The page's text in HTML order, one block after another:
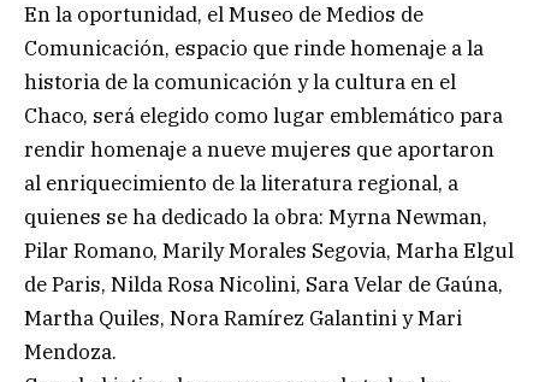
En la oportunidad, el Museo de Medios de
Comunicación, espacio que rinde homenaje a la
historia de la comunicación y la cultura en el
Chaco, será elegido como lugar emblemático para
rendir homenaje a nueve mujeres que aportaron
al enriquecimiento de la literatura regional, a
quienes se ha dedicado la obra: Myrna Newman,
Pilar Romano, Marily Morales Segovia, Marha Elgul
de Paris, Nilda Rosa Nicolini, Sara Velar de Gaúna,
Martha Quiles, Nora Ramírez Galantini y Mari
Mendoza.